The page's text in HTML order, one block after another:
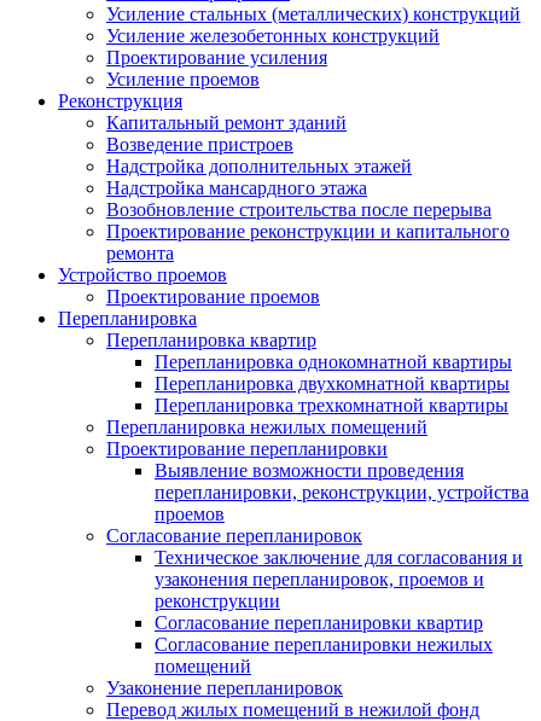
Усиление стальных (металлических) конструкций
Усиление железобетонных конструкций
Проектирование усиления
Усиление проемов
Реконструкция
Капитальный ремонт зданий
Возведение пристроев
Надстройка дополнительных этажей
Надстройка мансардного этажа
Возобновление строительства после перерыва
Проектирование реконструкции и капитального
ремонта
Устройство проемов
Проектирование проемов
Перепланировка
Перепланировка квартир
Перепланировка однокомнатной квартиры
Перепланировка двухкомнатной квартиры
Перепланировка трехкомнатной квартиры
Перепланировка нежилых помещений
Проектирование перепланировки
Выявление возможности проведения
перепланировки, реконструкции, устройства
проемов
Согласование перепланировок
Техническое заключение для согласования и
узаконения перепланировок, проемов и
реконструкции
Согласование перепланировки квартир
Согласование перепланировки нежилых
помещений
Узаконение перепланировок
Перевод жилых помещений в нежилой фонд